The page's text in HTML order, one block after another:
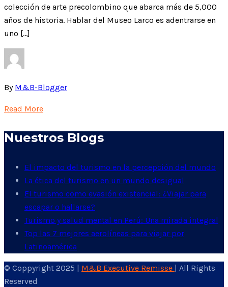
colección de arte precolombino que abarca más de 5,000
años de historia. Hablar del Museo Larco es adentrarse en
uno […]
By M&B-Blogger
Read More
Nuestros Blogs
El impacto del turismo en la percepción del mundo
La ética del turismo en un mundo desigual
El turismo como evasión existencial: ¿Viajar para
escapar o hallarse?
Turismo y salud mental en Perú: Una mirada integral
Top las 7 mejores aerolíneas para viajar por
Latinoamérica
© Coppyright 2025 | M&B Executive Remisse
| All Rights
Reserved